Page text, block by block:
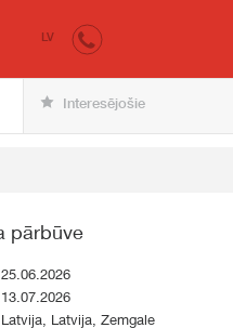
iepirkumi.lv
LV
Interesējošie
pārbūve
25.06.2026
13.07.2026
Latvija, Latvija, Zemgale